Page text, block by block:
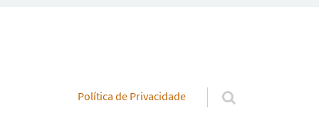
Pular para o conteúdo
Política de Privacidade